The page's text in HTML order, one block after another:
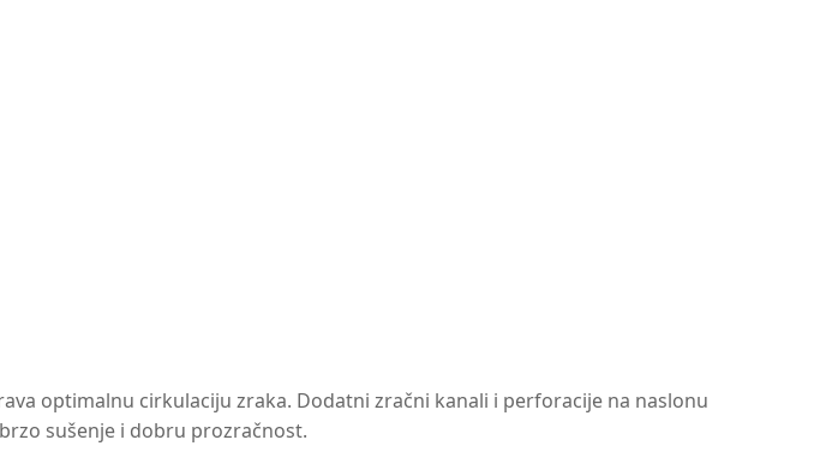
optimalnu cirkulaciju zraka. Dodatni zračni kanali i perforacije na naslonu
sušenje i dobru prozračnost.